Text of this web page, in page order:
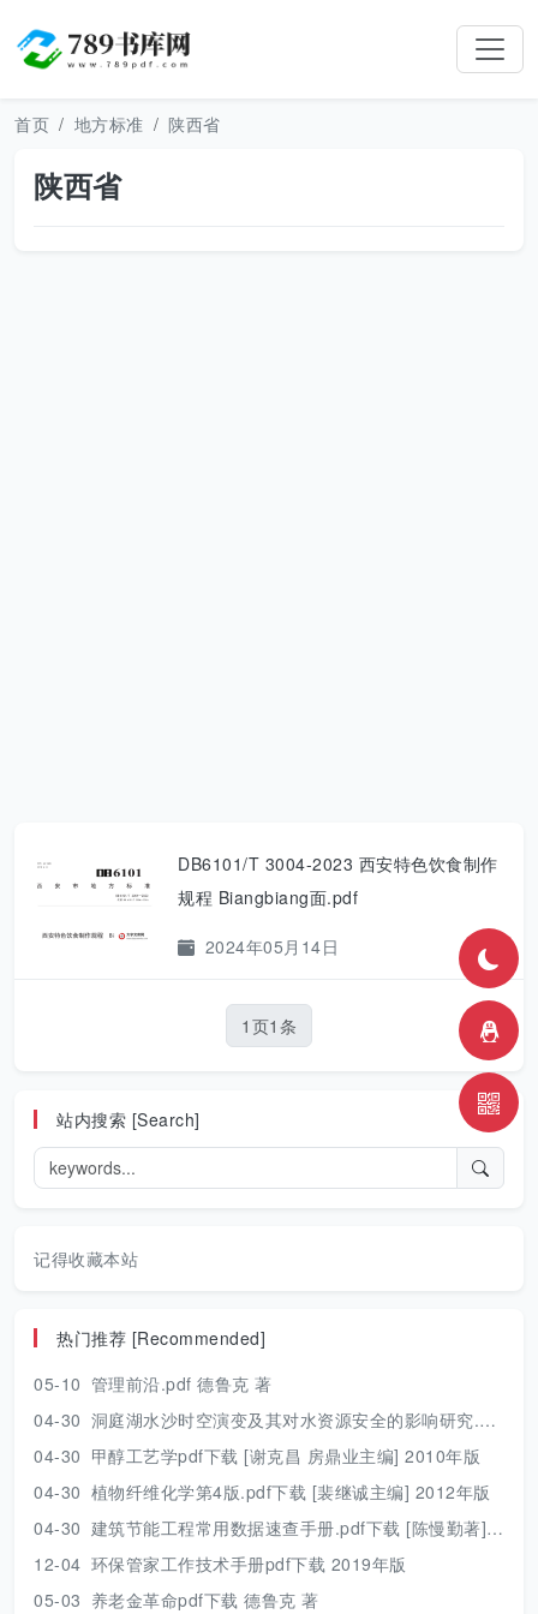
首页 地方标准 陕西省
陕西省
DB6101/T 3004-2023 西安特色饮食制作
规程 Biangbiang面.pdf
2024年05月14日
1页1条
站内搜索 [Search]
记得收藏本站
热门推荐 [Recommended]
05-10 管理前沿.pdf 德鲁克 著
04-30 洞庭湖水沙时空演变及其对水资源安全的影响研究.pdf 胡光伟 著 2017年版
04-30 甲醇工艺学pdf下载 [谢克昌 房鼎业主编] 2010年版
04-30 植物纤维化学第4版.pdf下载 [裴继诚主编] 2012年版
04-30 建筑节能工程常用数据速查手册.pdf下载 [陈慢勤著] 2010年版
12-04 环保管家工作技术手册pdf下载 2019年版
05-03 养老金革命pdf下载 德鲁克 著